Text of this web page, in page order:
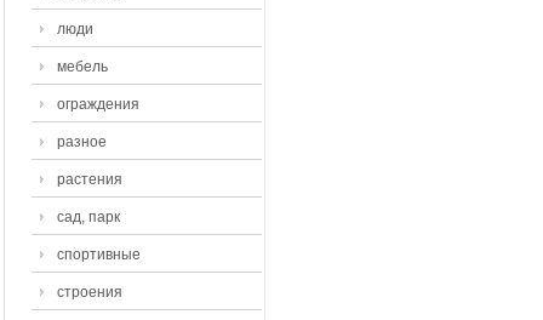
люди
мебель
ограждения
разное
растения
сад, парк
спортивные
строения